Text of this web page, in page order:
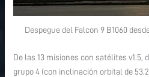
Despegue del Falcon 9 B1060
De las 13 misiones con satélites v1.5,
grupo 4 (con inclinación orbital de